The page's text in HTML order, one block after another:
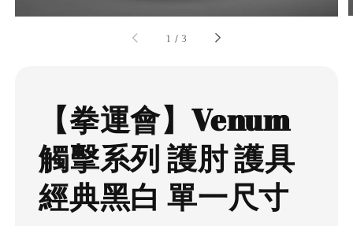
1 / 3
【拳運會】Venum
觸擊系列 護肘 護具
經典黑白 單一尺寸